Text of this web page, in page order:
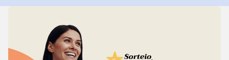
Facilidades
Como Chegar